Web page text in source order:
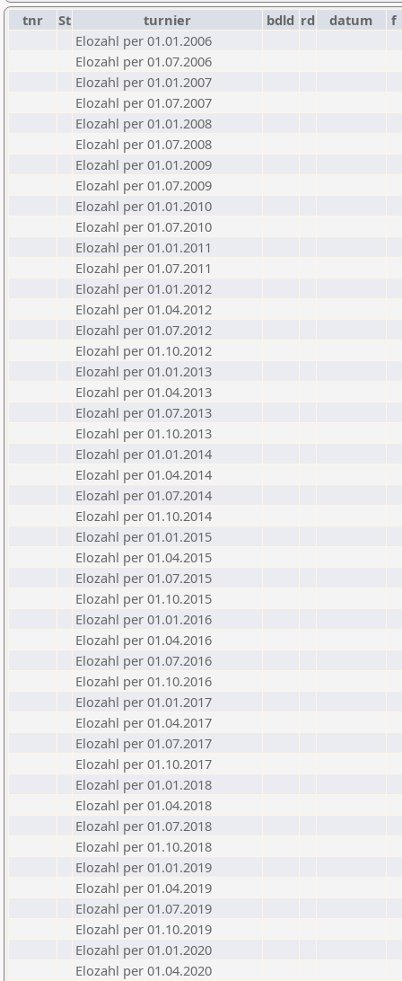
tnr St turnier bdld rd datum
f
Elozahl per 01.01.2006
Elozahl per 01.07.2006
Elozahl per 01.01.2007
Elozahl per 01.07.2007
Elozahl per 01.01.2008
Elozahl per 01.07.2008
Elozahl per 01.01.2009
Elozahl per 01.07.2009
Elozahl per 01.01.2010
Elozahl per 01.07.2010
Elozahl per 01.01.2011
Elozahl per 01.07.2011
Elozahl per 01.01.2012
Elozahl per 01.04.2012
Elozahl per 01.07.2012
Elozahl per 01.10.2012
Elozahl per 01.01.2013
Elozahl per 01.04.2013
Elozahl per 01.07.2013
Elozahl per 01.10.2013
Elozahl per 01.01.2014
Elozahl per 01.04.2014
Elozahl per 01.07.2014
Elozahl per 01.10.2014
Elozahl per 01.01.2015
Elozahl per 01.04.2015
Elozahl per 01.07.2015
Elozahl per 01.10.2015
Elozahl per 01.01.2016
Elozahl per 01.04.2016
Elozahl per 01.07.2016
Elozahl per 01.10.2016
Elozahl per 01.01.2017
Elozahl per 01.04.2017
Elozahl per 01.07.2017
Elozahl per 01.10.2017
Elozahl per 01.01.2018
Elozahl per 01.04.2018
Elozahl per 01.07.2018
Elozahl per 01.10.2018
Elozahl per 01.01.2019
Elozahl per 01.04.2019
Elozahl per 01.07.2019
Elozahl per 01.10.2019
Elozahl per 01.01.2020
Elozahl per 01.04.2020